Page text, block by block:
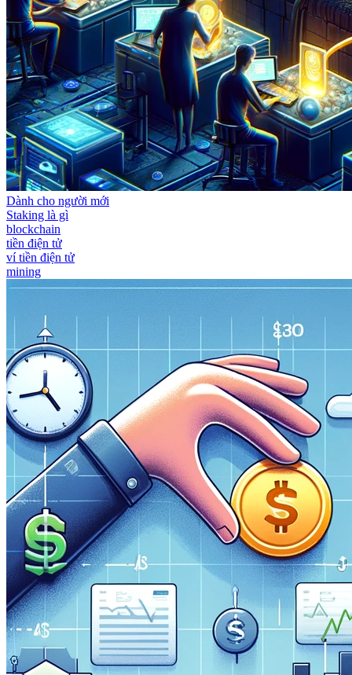
Dành cho người mới
Staking là gì
blockchain
tiền điện tử
ví tiền điện tử
mining